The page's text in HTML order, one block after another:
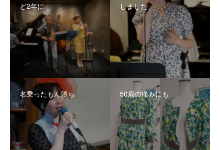
ど2年に
しました
名乗ったもん勝ち 50肩の痛みにも